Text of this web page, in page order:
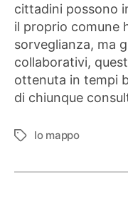
cittadini possono
il proprio comune
sorveglianza, ma
collaborativi,
ottenuta in tempi
di chiunque
Tag Io mappo